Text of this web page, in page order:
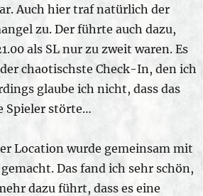
Auch hier traf natürlich der
zu. Der führte auch dazu,
als SL nur zu zweit waren. Es
chaotischste Check-In, den ich
glaube ich nicht, dass das
Spieler störte…
Location wurde gemeinsam mit
Das fand ich sehr schön,
dazu führt, dass es eine